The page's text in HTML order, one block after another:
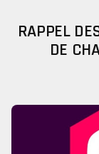
RAPPEL
DE